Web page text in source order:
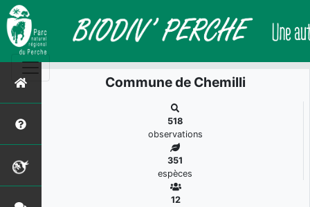
Commune de Chemilli
518
observations
351
espèces
12